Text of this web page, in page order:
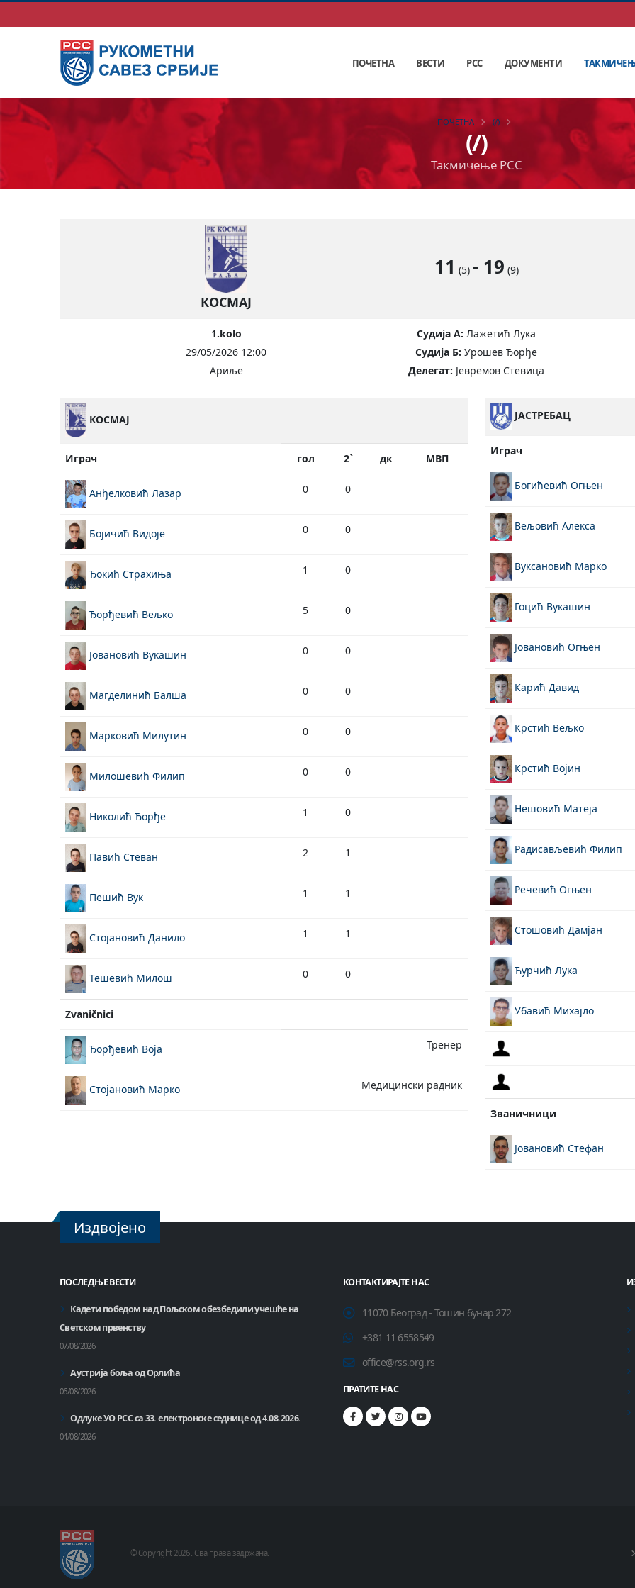
ПОЧЕТНА ВЕСТИ РСС ДОКУМЕНТИ
(/)
Такмичење РСС
ПОЧЕТНА (/)
КОСМАЈ
11 (5) - 19 (9)
1.kolo
29/05/2026 12:00
Ариље
Судија А: Лажетић Лука
Судија Б: Урошев Ђорђе
Делегат: Јевремов Стевица
КОСМАЈ
Играч гол 2` дк МВП
Анђелковић Лазар 0 0
Бојичић Видоје 0 0
Ђокић Страхиња 1 0
Ђорђевић Вељко 5 0
Јовановић Вукашин 0 0
Магделинић Балша 0 0
Марковић Милутин 0 0
Милошевић Филип 0 0
Николић Ђорђе 1 0
Павић Стеван 2 1
Пешић Вук 1 1
Стојановић Данило 1 1
Тешевић Милош 0 0
Zvaničnici
Ђорђевић Воја Тренер
Стојановић Марко Медицински радник
ЈАСТРЕБАЦ
Играч
Богићевић Огњен
Вељовић Алекса
Вуксановић Марко
Гоцић Вукашин
Јовановић Огњен
Карић Давид
Крстић Вељко
Крстић Војин
Нешовић Матеја
Радисављевић Филип
Речевић Огњен
Стошовић Дамјан
Ћурчић Лука
Убавић Михајло
Званичници
Јовановић Стефан
Издвојено
ПОСЛЕДЊЕ ВЕСТИ
Кадети победом над Пољском обезбедили учешће на
Светском првенству
07/08/2026
Аустрија боља од Орлића
06/08/2026
Одлуке УО РСС са 33. електронске седнице од 4.08.2026.
04/08/2026
КОНТАКТИРАЈТЕ НАС
11070 Београд - Тошин бунар 272
+381 11 6558549
office@rss.org.rs
ПРАТИТЕ НАС
© Copyright 2026 . Сва права задржана.